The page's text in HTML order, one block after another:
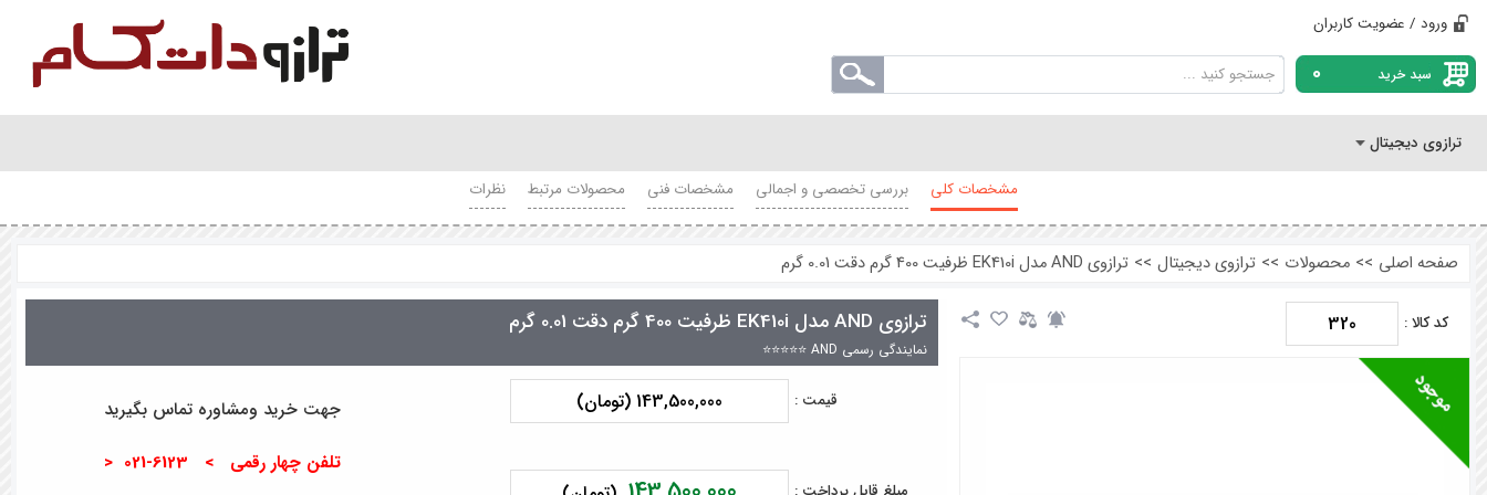
ورود / عضویت کاربران
سبد خرید 0
ترازوی دیجیتال
مشخصات کلی
بررسی تخصصی و اجمالی مشخصات فنی محصولات مرتبط نظرات
صفحه اصلی >> محصولات >> ترازوی دیجیتال >> ترازوی AND مدل EK410i ظرفیت 400 گرم دقت 0.01 گرم
کد کالا : 320 ترازوی AND مدل EK410i ظرفیت 400 گرم دقت 0.01 گرم
نمایندگی رسمی AND ⭐⭐⭐⭐⭐
قیمت : 143,500,000 (تومان) جهت خرید ومشاوره تماس بگیرید
تلفن چهار رقمی > 6123-021 <